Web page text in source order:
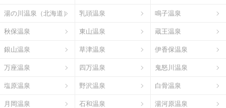
湯の川温泉（北海道） 乳頭温泉 鳴子温泉
秋保温泉 東山温泉 蔵王温泉
銀山温泉 草津温泉 伊香保温泉
万座温泉 四万温泉 鬼怒川温泉
塩原温泉 野沢温泉 白骨温泉
月岡温泉 石和温泉 湯河原温泉